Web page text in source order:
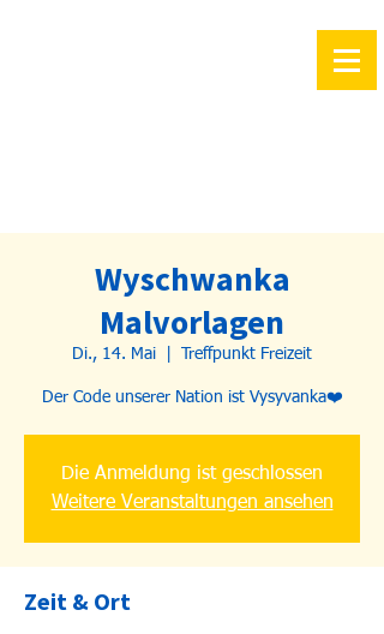
Wyschwanka
Malvorlagen
Di., 14. Mai Treffpunkt Freizeit
Der Code unserer Nation ist Vysyvanka❤️
Die Anmeldung ist geschlossen
Weitere Veranstaltungen ansehen
Zeit & Ort